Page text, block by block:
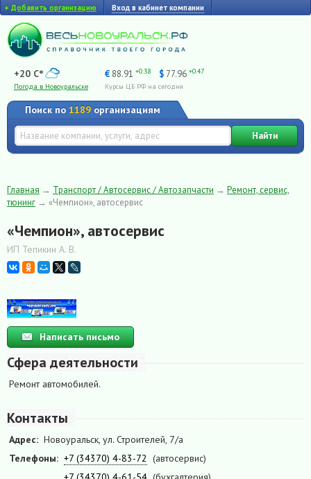
+ Добавить организацию Вход в кабинет компании
+20 C°
Погода в Новоуральске
€ 88.91 +0.38 $ 77.96 +0.47
Курсы ЦБ РФ на сегодня
Поиск по 1189 организациям
Найти
Главная → Транспорт / Автосервис / Автозапчасти → Ремонт, сервис,
тюнинг → «Чемпион», автосервис
«Чемпион», автосервис
ИП Тепикин А. В.
Написать письмо
Сфера деятельности
Ремонт автомобилей.
Контакты
Адрес: Новоуральск, ул. Строителей, 7/а
Телефоны: +7 (34370) 4-83-72 (автосервис)